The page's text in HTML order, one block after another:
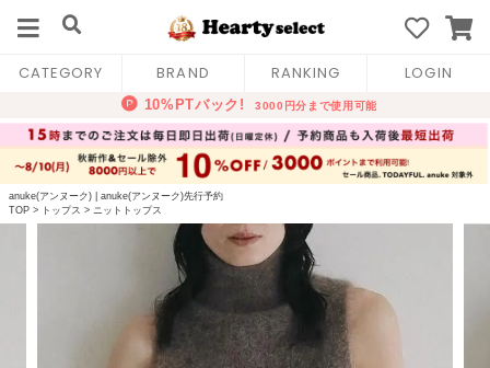
CATEGORY BRAND RANKING LOGIN
anuke(アンヌーク)
anuke(アンヌーク)先行予約
TOP > トップス > ニットトップス